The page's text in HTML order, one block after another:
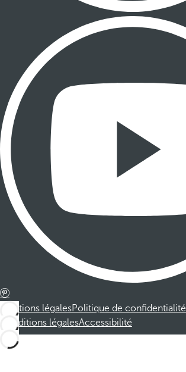
Mentions légalesPolitique de confidentialité
Conditions légalesAccessibilité